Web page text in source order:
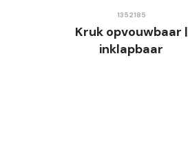
1352185
Kruk opvouwbaar |
inklapbaar